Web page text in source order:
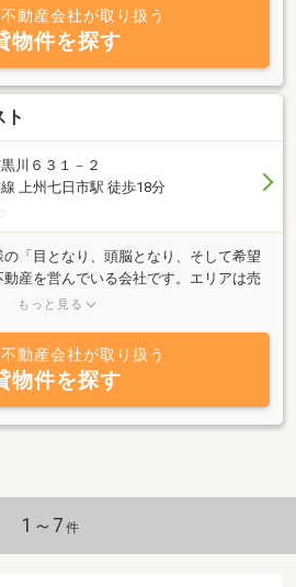
動産会社が取り扱う
物件を探す
ト
川６３１－２
上州七日市駅 徒歩18分
「目となり、頭脳となり、そして希望
産を営んでいる会社です。エリアは売
メインに活動しております。また、売
でしたら、お気軽にご相談下さい。
動画】 ⇒
自
人の方必見！是非ご覧ください。
もっと見る
動産会社が取り扱う
物件を探す
1～7 件